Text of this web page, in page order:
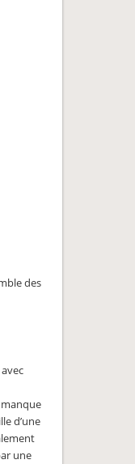
des
d’une
une